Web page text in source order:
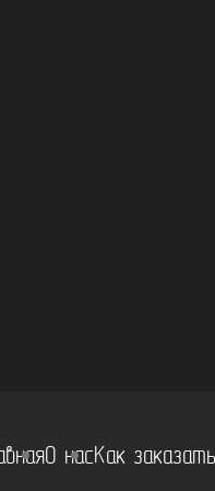
О насКак